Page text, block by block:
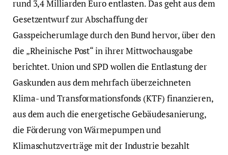
rund 3,4 Milliarden Euro entlasten. Das geht aus dem
Gesetzentwurf zur Abschaffung der
Gasspeicherumlage durch den Bund hervor, über den
die „Rheinische Post“ in ihrer Mittwochausgabe
berichtet. Union und SPD wollen die Entlastung der
Gaskunden aus dem mehrfach überzeichneten
Klima- und Transformationsfonds (KTF) finanzieren,
aus dem auch die energetische Gebäudesanierung,
die Förderung von Wärmepumpen und
Klimaschutzverträge mit der Industrie bezahlt